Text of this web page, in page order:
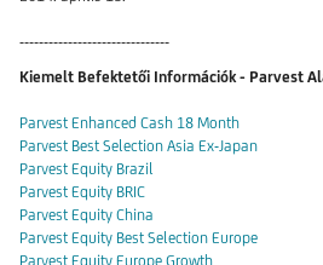
-------------------------------
Kiemelt Befektetői Információk - Parvest
Parvest Enhanced Cash 18 Month
Parvest Best Selection Asia Ex-Japan
Parvest Equity Brazil
Parvest Equity BRIC
Parvest Equity China
Parvest Equity Best Selection Europe
Parvest Equity Europe Growth